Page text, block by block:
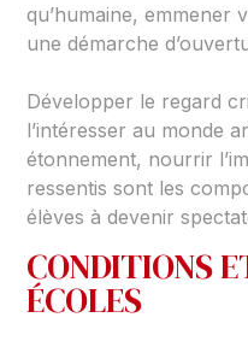
qu’humaine, emmener
une démarche
Développer le regard
l’intéresser au monde
étonnement, nourrir
ressentis sont les
élèves à devenir
CONDITIONS
ÉCOLES